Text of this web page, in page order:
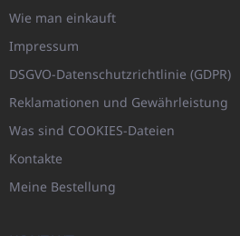
Wie man einkauft
Impressum
DSGVO-Datenschutzrichtlinie (GDPR)
Reklamationen und Gewährleistung
Was sind COOKIES-Dateien
Kontakte
Meine Bestellung